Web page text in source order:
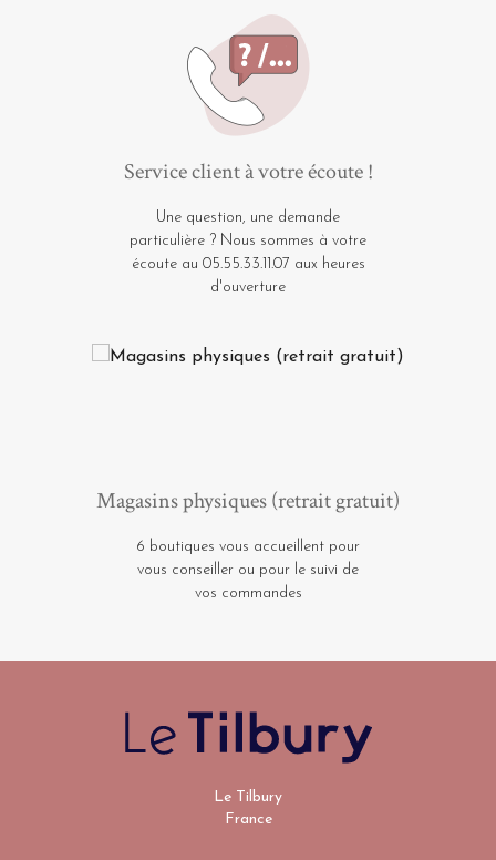
Service client à votre écoute !
Une question, une demande
particulière ? Nous sommes à votre
écoute au 05.55.33.11.07 aux heures
d'ouverture
Magasins physiques (retrait gratuit)
6 boutiques vous accueillent pour
vous conseiller ou pour le suivi de
vos commandes
Le Tilbury
France